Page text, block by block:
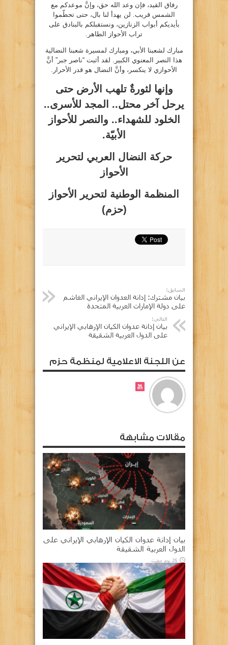
رفاق القيد، فإن وعد الله حق، وإنَّ موعدكم مع
الشمس قريب. لن يهدأ لنا بال، حتى تحطّموا
بأيديكم أبواب الزنازين، ونستقبلكم بالبنادق على
تراب الأحواز الطاهر.
مبارك لشعبنا الأبي، ومبارك لمسيرة شعبنا النضالية
هذا النصر المعنوي الكبير. لقد أثبت “ناصر جبر” أنَّ
الأحوازي لا ينكسر، وأنَّ النضال هو قدر الأحرار.
وإنها لثورةٌ تلهب الأرض حتى
يرحل آخر محتل.. المجد للأسرى..
الخلود للشهداء.. والنصر للأحواز
الأبيّة.
حركة النضال العربي لتحرير
الأحواز
المنظمة الوطنية لتحرير الأحواز
(حزم)
السابق:
بيان مشترك: إدانة العدوان الإيراني الغاشم
على دولة الإمارات العربية المتحدة
التالي:
بيان إدانة عدوان الكيان الإرهابي الإيراني
على الدول العربية الشقيقة
عن اللجنة الاعلامية لمنظمة حزم
مقالات مشابهة
بيان إدانة عدوان الكيان الإرهابي الإيراني على
الدول العربية الشقيقة
25 يوم مضت